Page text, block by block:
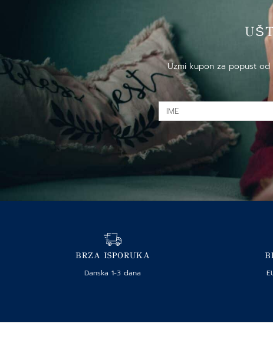
Uzmi kupon za popust
IME
BRZA ISPORUKA
Danska 1-3 dana